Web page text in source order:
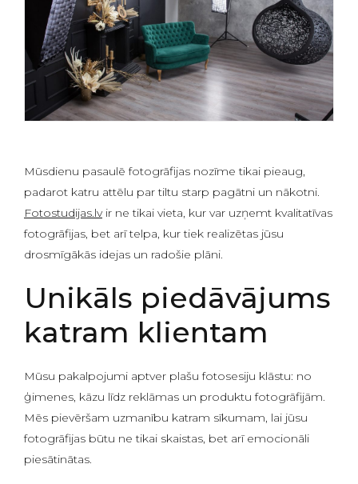
Mūsdienu pasaulē fotogrāfijas nozīme tikai pieaug,
padarot katru attēlu par tiltu starp pagātni un nākotni.
Fotostudijas.lvir ne tikai vieta, kur var uzņemt kvalitatīvas
fotogrāfijas, bet arī telpa, kur tiek realizētas jūsu
drosmīgākās idejas un radošie plāni.
Unikāls piedāvājums
katram klientam
Mūsu pakalpojumi aptver plašu fotosesiju klāstu: no
ģimenes, kāzu līdz reklāmas un produktu fotogrāfijām.
Mēs pievēršam uzmanību katram sīkumam, lai jūsu
fotogrāfijas būtu ne tikai skaistas, bet arī emocionāli
piesātinātas.